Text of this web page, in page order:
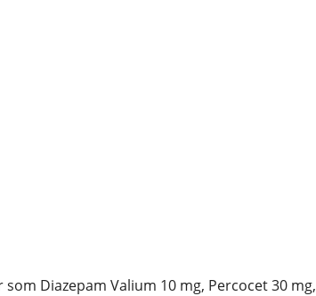
Diazepam Valium 10 mg, Percocet 30 mg,